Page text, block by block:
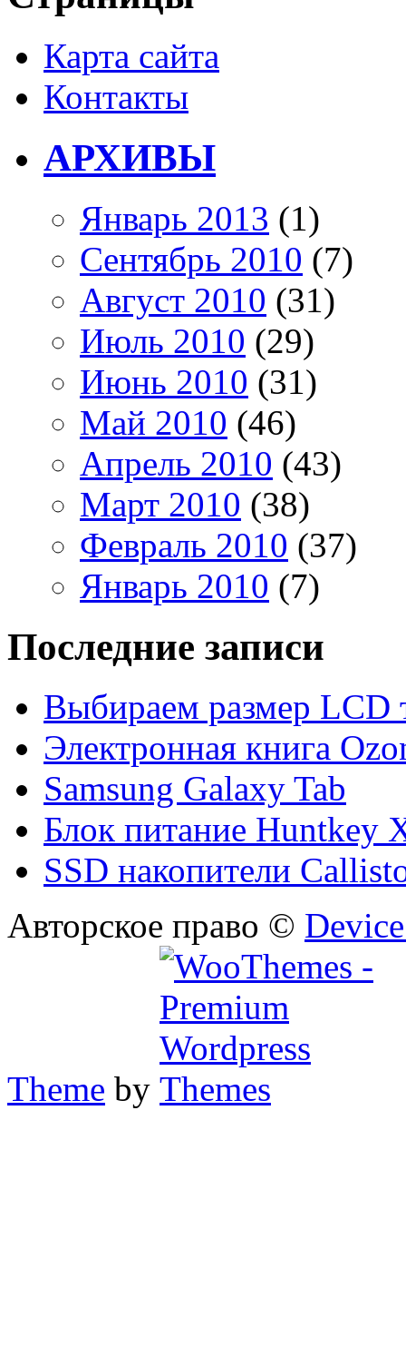
Карта сайта
Контакты
АРХИВЫ
Январь 2013 (1)
Сентябрь 2010 (7)
Август 2010 (31)
Июль 2010 (29)
Июнь 2010 (31)
Май 2010 (46)
Апрель 2010 (43)
Март 2010 (38)
Февраль 2010 (37)
Январь 2010 (7)
Последние записи
Выбираем размер LCD
Электронная книга
Samsung Galaxy Tab
Блок питание Huntkey
SSD накопители
Авторское право ©
Theme by